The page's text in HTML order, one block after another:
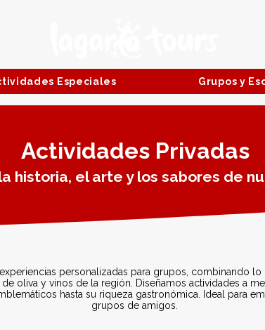
Especiales Grupos y
Actividades Privadas
historia, el arte y los sabores de
personalizadas para grupos, combinando lo
oliva y vinos de la región. Diseñamos actividades a
hasta su riqueza gastronómica. Ideal para
grupos de amigos.